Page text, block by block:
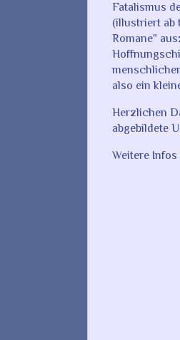
Fatalismus
(illustriert ab
Romane"
also ein
Herzlichen
abgebildete
Weitere